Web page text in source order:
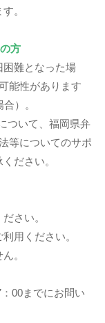
。
方
困難となった場
能性があります
）。
ついて、福岡県弁
等についてのサポ
ださい。
さい。
用ください。
。
00までにお問い